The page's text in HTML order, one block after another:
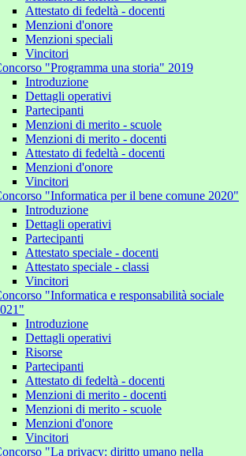
Attestato di fedeltà - docenti
Menzioni d'onore
Menzioni speciali
Vincitori
"Programma una storia" 2019
Introduzione
Dettagli operativi
Partecipanti
Menzioni di merito - scuole
Menzioni di merito - docenti
Attestato di fedeltà - docenti
Menzioni d'onore
Vincitori
"Informatica per il bene comune 2020"
Introduzione
Dettagli operativi
Partecipanti
Attestato speciale - docenti
Attestato speciale - classi
Vincitori
"Informatica e responsabilità sociale
Introduzione
Dettagli operativi
Risorse
Partecipanti
Attestato di fedeltà - docenti
Menzioni di merito - docenti
Menzioni di merito - scuole
Menzioni d'onore
Vincitori
"La privacy: diritto umano nella